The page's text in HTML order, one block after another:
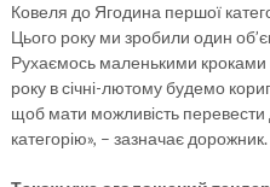
Ковеля до Ягодина першої
Цього року ми зробили один
Рухаємось маленькими кроками
року в січні-лютому будемо
щоб мати можливість перевести
категорію», – зазначає дорожник.